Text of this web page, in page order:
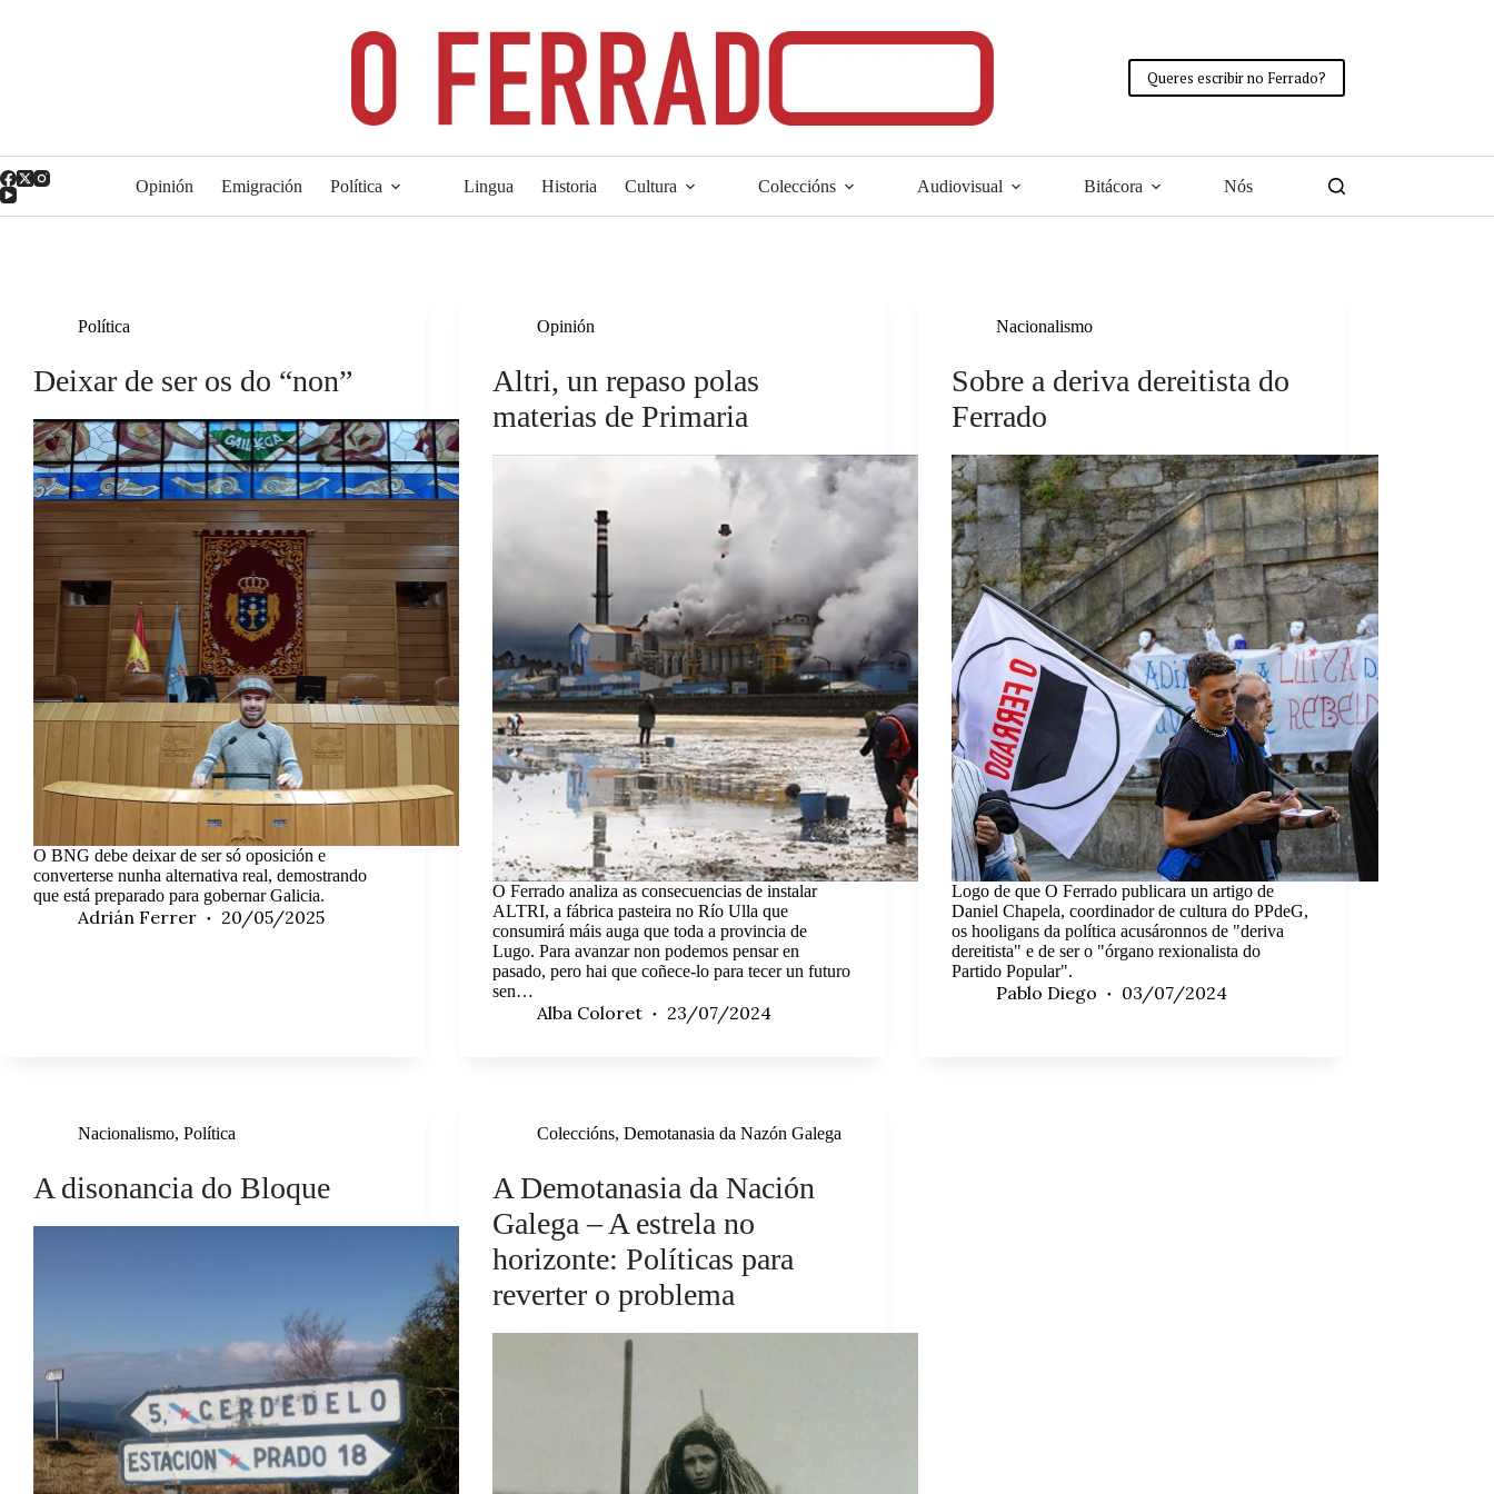
Queres escribir no Ferrado?
Opinión Emigración Política Lingua Historia Cultura Coleccións Audiovisual Bitácora Nós
Política
Deixar de ser os do “non”
O BNG debe deixar de ser só oposición e
converterse nunha alternativa real, demostrando
que está preparado para gobernar Galicia.
Adrián Ferrer 20/05/2025
Opinión
Altri, un repaso polas
materias de Primaria
O Ferrado analiza as consecuencias de instalar
ALTRI, a fábrica pasteira no Río Ulla que
consumirá máis auga que toda a provincia de
Lugo. Para avanzar non podemos pensar en
pasado, pero hai que coñece-lo para tecer un futuro
sen…
Alba Coloret 23/07/2024
Nacionalismo
Sobre a deriva dereitista do
Ferrado
Logo de que O Ferrado publicara un artigo de
Daniel Chapela, coordinador de cultura do PPdeG,
os hooligans da política acusáronnos de "deriva
dereitista" e de ser o "órgano rexionalista do
Partido Popular".
Pablo Diego 03/07/2024
Nacionalismo, Política
A disonancia do Bloque
Coleccións,Demotanasia da Nazón Galega
A Demotanasia da Nación
Galega – A estrela no
horizonte: Políticas para
reverter o problema